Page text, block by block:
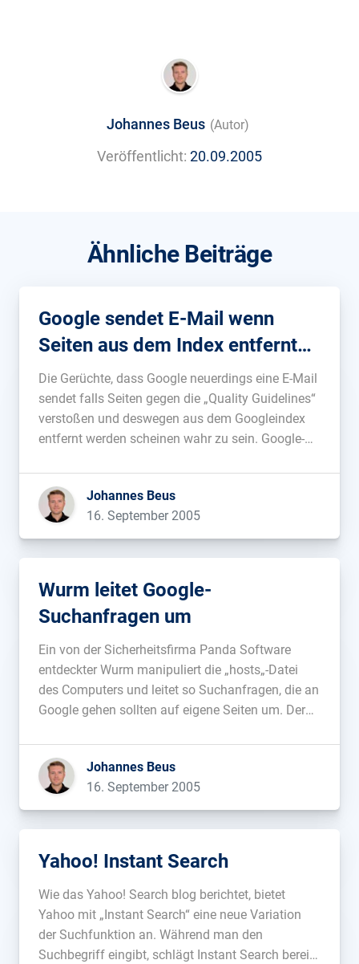
Johannes Beus (Autor)
Veröffentlicht: 20.09.2005
Ähnliche Beiträge
Google sendet E-Mail wenn
Seiten aus dem Index entfernt
werden
Die Gerüchte, dass Google neuerdings eine E-Mail
sendet falls Seiten gegen die „Quality Guidelines“
verstoßen und deswegen aus dem Googleindex
entfernt werden scheinen wahr zu sein. Google-
threadwatch.org bestätigt. So sollen damit
Webmaster, die gute Inhalte haben aber
JavaScript-Weiterleitungen benutzen aufgeklärt
und ihnen eine […]...
Johannes Beus
16. September 2005
Wurm leitet Google-
Suchanfragen um
Ein von der Sicherheitsfirma Panda Software
entdeckter Wurm manipuliert die „hosts„-Datei
des Computers und leitet so Suchanfragen, die an
Google gehen sollten auf eigene Seiten um. Der
die Startseite des Browser gegen eine bekannte
Seite, die kostenpflichten Zugang zu Binary-
Newsgroups verkauft, aus. Ich bin […]...
Johannes Beus
16. September 2005
Yahoo! Instant Search
Wie das Yahoo! Search blog berichtet, bietet
Yahoo mit „Instant Search“ eine neue Variation
der Suchfunktion an. Während man den
Suchbegriff eingibt, schlägt Instant Search bereits